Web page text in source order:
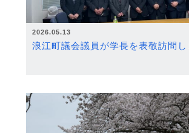
2026.05.13
浪江町議会議員が学長を表敬訪問し